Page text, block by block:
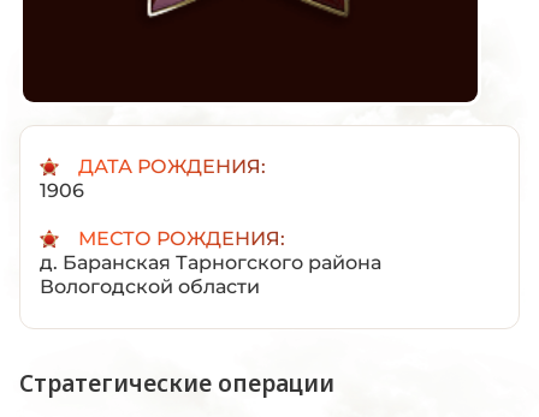
ДАТА РОЖДЕНИЯ:
1906
МЕСТО РОЖДЕНИЯ:
д. Баранская Тарногского района
Вологодской области
Стратегические операции